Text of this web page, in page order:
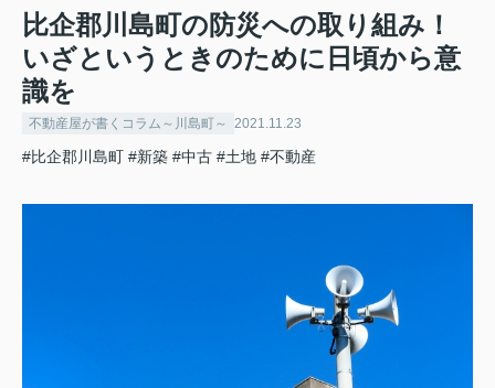
比企郡川島町の防災への取り組み！
いざというときのために日頃から意
識を
不動産屋が書くコラム～川島町～ 2021.11.23
#比企郡川島町 #新築 #中古 #土地 #不動産